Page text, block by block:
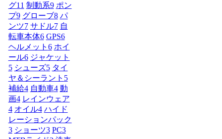
グ11 制動系9 ポン
プ9 グローブ8 パ
ンツ7 サドル7 自
転車本体6 GPS6
ヘルメット 6 ホイ
ール6 ジャケット
5 シューズ5 タイ
ヤ＆シーラント 5
補給4 自動車4 動
画4 レインウェア
4 オイル4 ハイド
レーションパック
3 ショーツ3 PC3